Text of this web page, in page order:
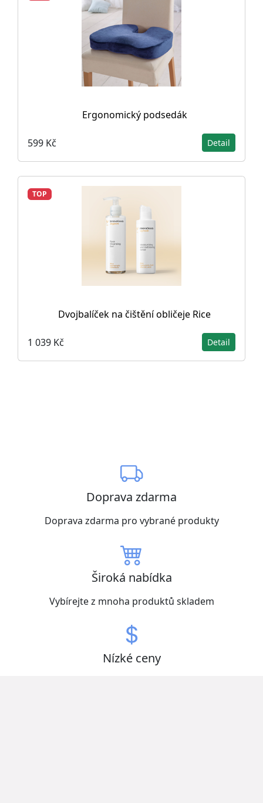
Ergonomický podsedák
599 Kč Detail
TOP
Dvojbalíček na čištění obličeje Rice
1 039 Kč Detail
Doprava zdarma
Doprava zdarma pro vybrané produkty
Široká nabídka
Vybírejte z mnoha produktů skladem
Nízké ceny